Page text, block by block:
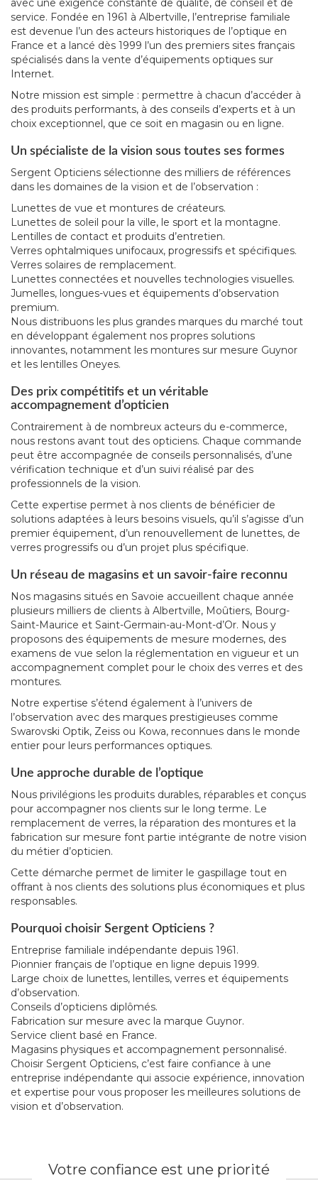
service. Fondée en 1961 à Albertville, l’entreprise familiale
est devenue l’un des acteurs historiques de l’optique en
France et a lancé dès 1999 l’un des premiers sites français
spécialisés dans la vente d’équipements optiques sur
Internet.
Notre mission est simple : permettre à chacun d’accéder à
des produits performants, à des conseils d’experts et à un
choix exceptionnel, que ce soit en magasin ou en ligne.
Un spécialiste de la vision sous toutes ses formes
Sergent Opticiens sélectionne des milliers de références
dans les domaines de la vision et de l’observation :
Lunettes de vue et montures de créateurs.
Lunettes de soleil pour la ville, le sport et la montagne.
Lentilles de contact et produits d’entretien.
Verres ophtalmiques unifocaux, progressifs et spécifiques.
Verres solaires de remplacement.
Lunettes connectées et nouvelles technologies visuelles.
Jumelles, longues-vues et équipements d’observation
premium.
Nous distribuons les plus grandes marques du marché tout
en développant également nos propres solutions
innovantes, notamment les montures sur mesure Guynor
et les lentilles Oneyes.
Des prix compétitifs et un véritable
accompagnement d’opticien
Contrairement à de nombreux acteurs du e-commerce,
nous restons avant tout des opticiens. Chaque commande
peut être accompagnée de conseils personnalisés, d’une
vérification technique et d’un suivi réalisé par des
professionnels de la vision.
Cette expertise permet à nos clients de bénéficier de
solutions adaptées à leurs besoins visuels, qu’il s’agisse d’un
premier équipement, d’un renouvellement de lunettes, de
verres progressifs ou d’un projet plus spécifique.
Un réseau de magasins et un savoir-faire reconnu
Nos magasins situés en Savoie accueillent chaque année
plusieurs milliers de clients à Albertville, Moûtiers, Bourg-
Saint-Maurice et Saint-Germain-au-Mont-d’Or. Nous y
proposons des équipements de mesure modernes, des
examens de vue selon la réglementation en vigueur et un
accompagnement complet pour le choix des verres et des
montures.
Notre expertise s’étend également à l’univers de
l’observation avec des marques prestigieuses comme
Swarovski Optik, Zeiss ou Kowa, reconnues dans le monde
entier pour leurs performances optiques.
Une approche durable de l’optique
Nous privilégions les produits durables, réparables et conçus
pour accompagner nos clients sur le long terme. Le
remplacement de verres, la réparation des montures et la
fabrication sur mesure font partie intégrante de notre vision
du métier d’opticien.
Cette démarche permet de limiter le gaspillage tout en
offrant à nos clients des solutions plus économiques et plus
responsables.
Pourquoi choisir Sergent Opticiens ?
Entreprise familiale indépendante depuis 1961.
Pionnier français de l’optique en ligne depuis 1999.
Large choix de lunettes, lentilles, verres et équipements
d’observation.
Conseils d’opticiens diplômés.
Fabrication sur mesure avec la marque Guynor.
Service client basé en France.
Magasins physiques et accompagnement personnalisé.
Choisir Sergent Opticiens, c’est faire confiance à une
entreprise indépendante qui associe expérience, innovation
et expertise pour vous proposer les meilleures solutions de
vision et d’observation.
Votre confiance est une priorité